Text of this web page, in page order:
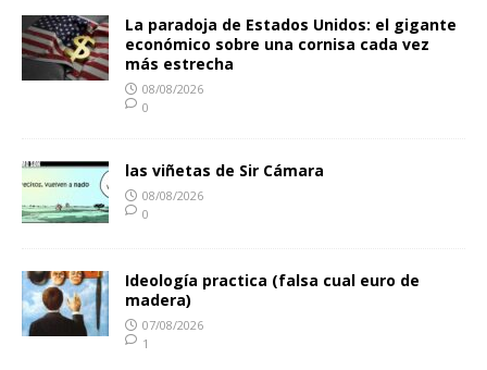
La paradoja de Estados Unidos: el gigante
económico sobre una cornisa cada vez
más estrecha
08/08/2026
0
las viñetas de Sir Cámara
08/08/2026
0
Ideología practica (falsa cual euro de
madera)
07/08/2026
1